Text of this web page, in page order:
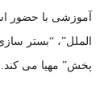
آموزشی با حضور
الملل”، “بستر
پخش” مهیا می کند.